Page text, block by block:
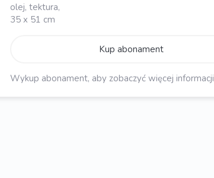
olej, tektura,
35 x 51 cm
Kup abonament
Wykup abonament, aby zobaczyć więcej informacji